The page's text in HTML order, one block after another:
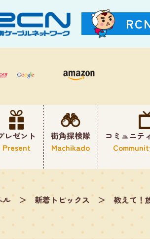
レゼント
Present
街角探検隊
Machikado
コミュニテ
ル ＞ 新着トピックス ＞ 教えて！